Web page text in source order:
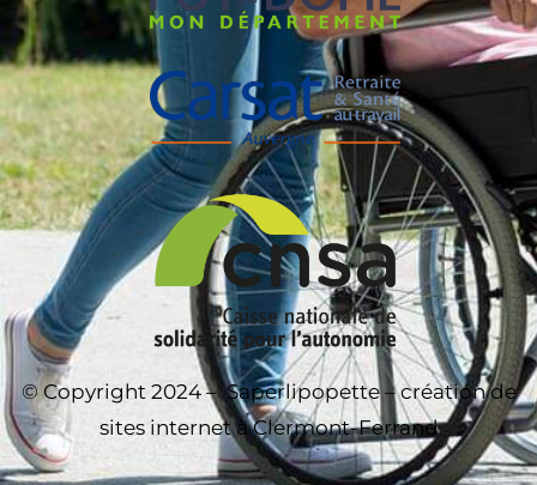
© Copyright 2024 –Saperlipopette – création de
sites internet à Clermont-Ferrand